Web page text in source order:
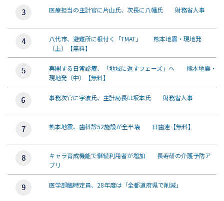
医療担当の主計官に片山氏、次長に八幡氏 財務省人事
八代市、避難所に根付く「TMAT」 熊本地震・現地発
（上）【無料】
再開する日常診療、「地域に返すフェーズ」へ 熊本地震・
現地発（中）【無料】
事務次官に宇波氏、主計局長は坂本氏 財務省人事
熊本地震、歯科診52施設が全半壊 日歯連【無料】
キャラ育成機能で継続利用者が増加 長寿研の介護予防ア
プリ
医学部臨時定員、28年度は「全都道府県で削減」